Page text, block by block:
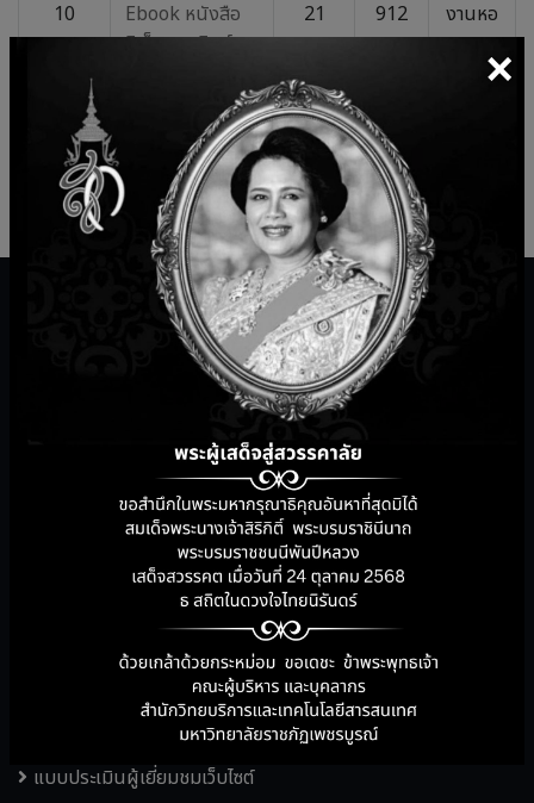
×
10
Ebook หนังสือ
อิเล็กทรอนิกส์
21
ธ.ค.
2566
912
งานหอ
สมุด
กลาง
แสดง 1 ถึง 10 จาก 15 แถว
ก่อนหน้า
1
บริการสำนักวิทยบริการ
เครื่องมือการสอนออนไลน์
ระบบแนะนำหนังสือใหม่
เว็บไซต์ห้องสมุด
บริการคู่มือสำนักวิทยบริการ
ฐานข้อมูลออนไลน์ และหนังสืออิเล็กทรอนิกส์
แผนผังอาคารสำนักวิทยบริการฯ
KM สำนักวิทยบริการฯ
แบบประเมินผู้เยี่ยมชมเว็บไซต์